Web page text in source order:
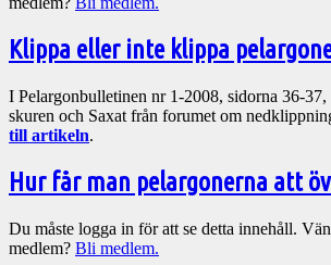
Klippa eller inte klippa
I Pelargonbulletinen nr 1-2008, sidorna 36-
skuren och Saxat från forumet om
till artikeln.
Hur får man pelargonerna att
Du måste logga in för att se detta innehåll.
medlem? Bli medlem.